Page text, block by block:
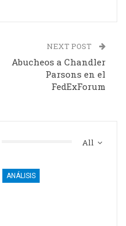
NEXT POST
Abucheos a Chandler
Parsons en el
FedExForum
All
ANÁLISIS